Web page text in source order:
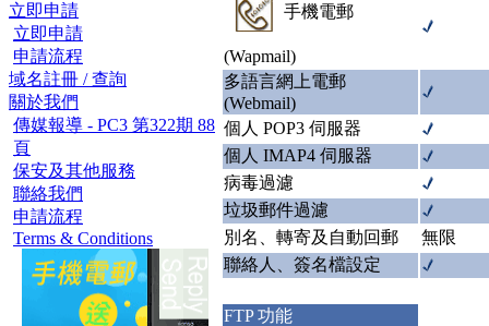
立即申請
立即申請
申請流程
域名註冊 / 查詢
關於我們
傳媒報導 - PC3 第322期 88
頁
保安及其他服務
聯絡我們
申請流程
Terms & Conditions
手機電郵
(Wapmail)
多語言網上電郵
(Webmail)
個人 POP3 伺服器
個人 IMAP4 伺服器
病毒過濾
垃圾郵件過濾
別名、轉寄及自動回郵
無限
聯絡人、簽名檔設定
FTP 功能